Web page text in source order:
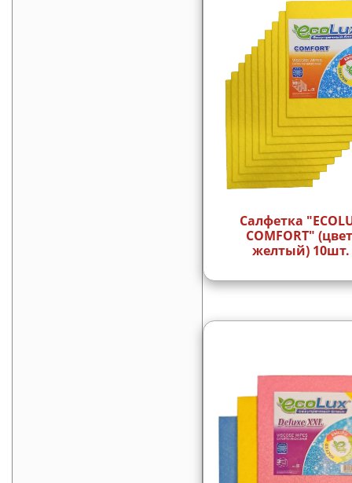
Салфетка
COMFORT"
желтый) 10шт.